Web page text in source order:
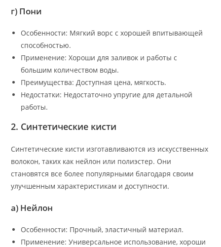
г) Пони
Особенности: Мягкий ворс с хорошей впитывающей
способностью.
Применение: Хороши для заливок и работы с
большим количеством воды.
Преимущества: Доступная цена, мягкость.
Недостатки: Недостаточно упругие для детальной
работы.
2. Синтетические кисти
Синтетические кисти изготавливаются из искусственных
волокон, таких как нейлон или полиэстер. Они
становятся все более популярными благодаря своим
улучшенным характеристикам и доступности.
а) Нейлон
Особенности: Прочный, эластичный материал.
Применение: Универсальное использование, хороши